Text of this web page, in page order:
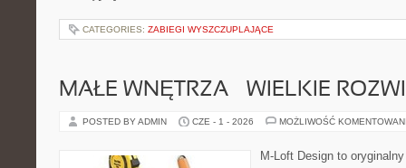
CATEGORIES: ZABIEGI WYSZCZUPLAJĄCE
MAŁE WNĘTRZA – WIELKIE
POSTED BY ADMIN CZE - 1 - 2026 MOŻLIWOŚĆ
M-Loft Design to